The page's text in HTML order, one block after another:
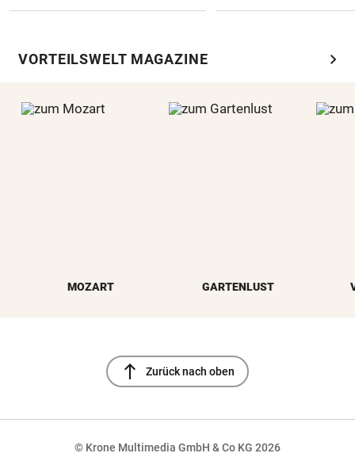
VORTEILSWELT MAGAZINE chevron_right
MOZART GARTENLUST
north Zurück nach oben
© Krone Multimedia GmbH & Co KG 2026